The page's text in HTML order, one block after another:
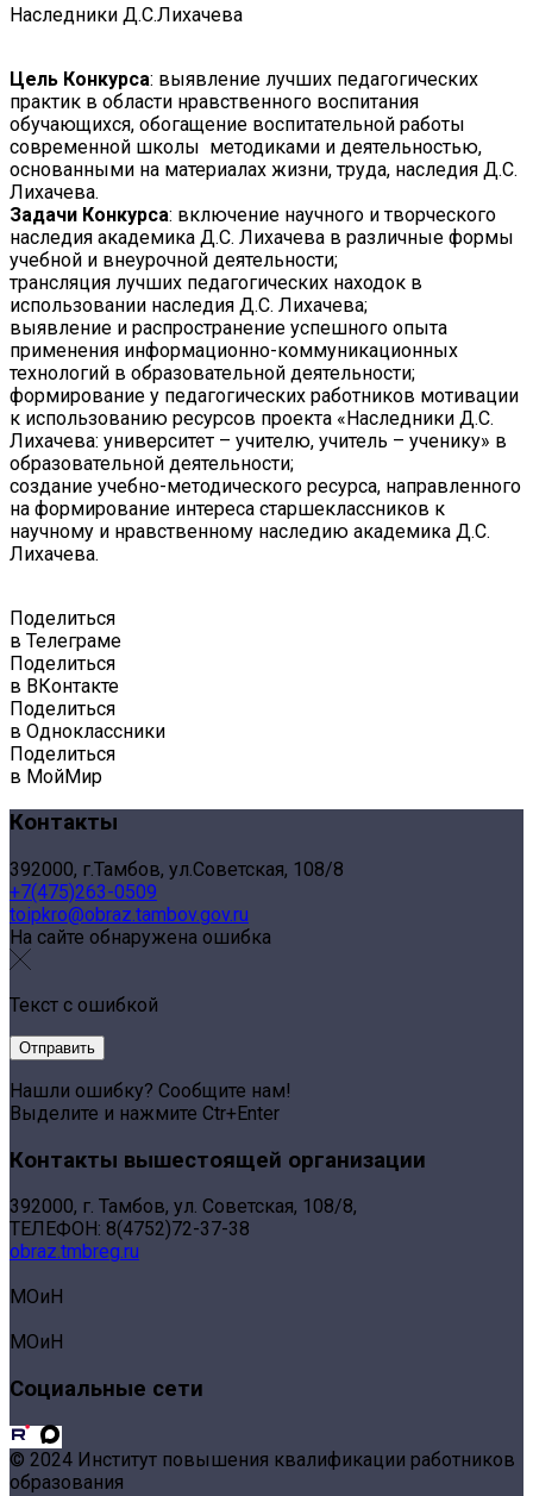
Наследники Д.С.Лихачева
Цель Конкурса: выявление лучших педагогических
практик в области нравственного воспитания
обучающихся, обогащение воспитательной работы
современной школы методиками и деятельностью,
основанными на материалах жизни, труда, наследия Д.С.
Лихачева.
Задачи Конкурса: включение научного и творческого
наследия академика Д.С. Лихачева в различные формы
учебной и внеурочной деятельности;
трансляция лучших педагогических находок в
использовании наследия Д.С. Лихачева;
выявление и распространение успешного опыта
применения информационно-коммуникационных
технологий в образовательной деятельности;
формирование у педагогических работников мотивации
к использованию ресурсов проекта «Наследники Д.С.
Лихачева: университет – учителю, учитель – ученику» в
образовательной деятельности;
создание учебно-методического ресурса, направленного
на формирование интереса старшеклассников к
научному и нравственному наследию академика Д.С.
Лихачева.
Поделиться
в Телеграме
Поделиться
в ВКонтакте
Поделиться
в Одноклассники
Поделиться
в МойМир
Контакты
392000, г.Тамбов, ул.Советская, 108/8
+7(475)263-0509
toipkro@obraz.tambov.gov.ru
На сайте обнаружена ошибка
Текст с ошибкой
Нашли ошибку? Сообщите нам!
Выделите и нажмите Ctr+Enter
Контакты вышестоящей организации
392000, г. Тамбов, ул. Советская, 108/8,
ТЕЛЕФОН: 8(4752)72-37-38
obraz.tmbreg.ru
МОиН
МОиН
Социальные сети
© 2024 Институт повышения квалификации работников
образования